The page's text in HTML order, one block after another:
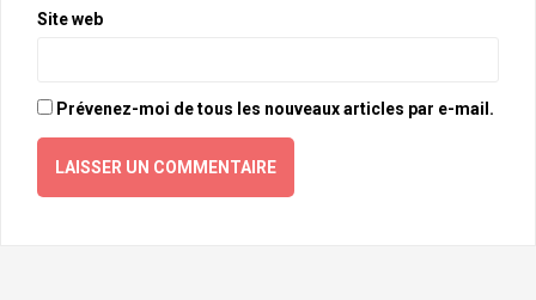
Site web
Prévenez-moi de tous les nouveaux articles par e-mail.